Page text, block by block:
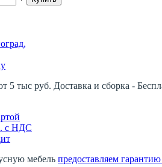
5 тыс руб. Доставка и сборка -
с НДС
мебель предоставляем гарантию